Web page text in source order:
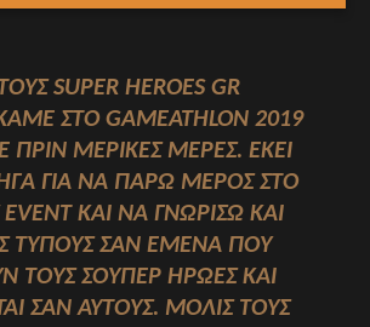
SUPER HEROES GR
ΣΤΟ GAMEATHLON 2019
ΠΡΙΝ ΜΕΡΙΚΈΣ ΜΈΡΕΣ. ΕΚΕΊ
ΓΙΑ ΝΑ ΠΆΡΩ ΜΈΡΟΣ ΣΤΟ
EVENT ΚΑΙ ΝΑ ΓΝΩΡΊΣΩ ΚΑΙ
ΤΎΠΟΥΣ ΣΑΝ ΕΜΈΝΑ ΠΟΥ
ΤΟΥΣ ΣΟΎΠΕΡ ΉΡΩΕΣ ΚΑΙ
ΣΑΝ ΑΥΤΟΎΣ. ΜΌΛΙΣ ΤΟΥΣ